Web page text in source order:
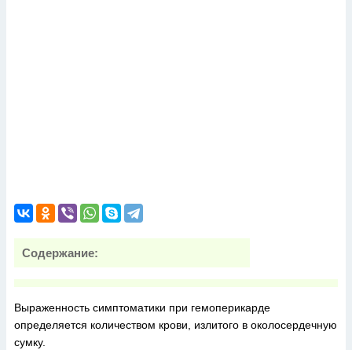
Содержание:
Выраженность симптоматики при гемоперикарде
определяется количеством крови, излитого в околосердечную
сумку.